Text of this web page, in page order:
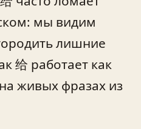
мы видим
лишние
给 работает как
живых фразах из